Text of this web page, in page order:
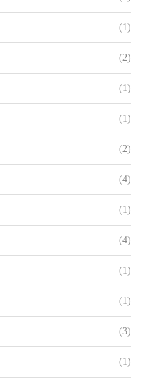
(1)
(2)
(1)
(1)
(2)
(4)
(1)
(4)
(1)
(1)
(3)
(1)